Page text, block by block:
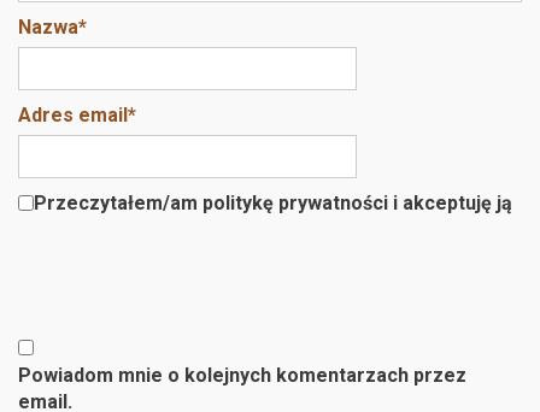
Nazwa*
Adres email*
Przeczytałem/am politykę prywatności i akceptuję ją
Powiadom mnie o kolejnych komentarzach przez
email.